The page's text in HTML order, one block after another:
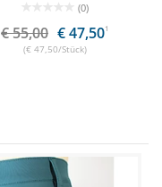
(0)
€ 55,00 € 47,501
(€ 47,50/Stück)